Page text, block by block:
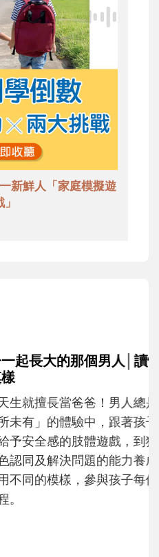
新鮮人「家庭模擬遊
個男人│讀懂父親的
爸！男人總是在一次
中，跟著孩子一起長
體遊戲，到獨立自
題的能力養成。爸爸
參與孩子每個重要的